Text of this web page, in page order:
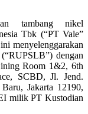
tambang nikel
Tbk (“PT Vale”
menyelenggarakan
dengan
Room 1&2, 6th
SCBD, Jl. Jend.
Jakarta 12190,
milik PT Kustodian